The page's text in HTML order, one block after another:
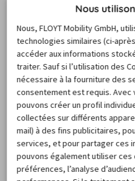
Les prix sont basés sur le prix
12 prochains mois et
Nous
Nous, FLOYT Mobility GmbH,
technologies similaires (ci-
accéder aux informations
traiter. Sauf si l’utilisation des
nécessaire à la fourniture des
consentement est requis.
pouvons créer un profil
collectées sur différents
mail) à des fins publicitaires,
services, et pour partager ces
pouvons également utiliser
préférences, l’analyse